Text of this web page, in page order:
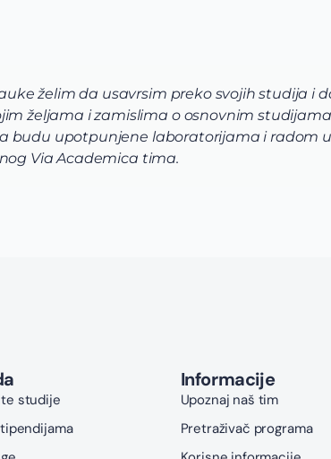
želim da usavrsim preko svojih studija i
željama i zamislima o osnovnim
budu upotpunjene laboratorijama i radom
Via Academica tima.
studije
Informacije
Upoznaj naš tim
Pretraživač programa